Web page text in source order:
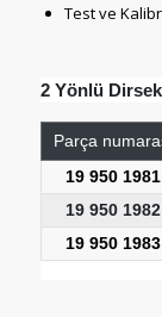
Test ve
2 Yönlü
Parça
19 950 1981
19 950 1982
19 950 1983